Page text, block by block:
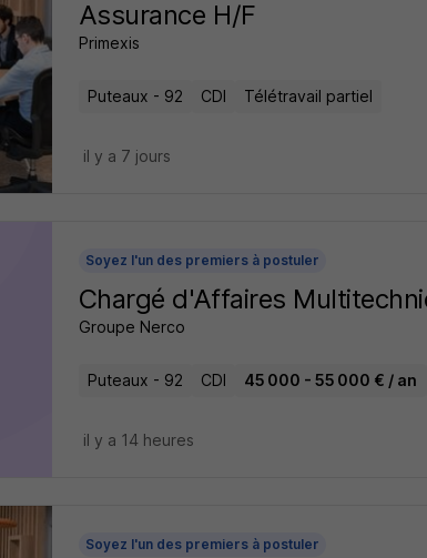
Assurance H/F
Primexis
Puteaux - 92 CDI Télétravail partiel
il y a 7 jours
Soyez l'un des premiers à postuler
Chargé d'Affaires
Groupe Nerco
Puteaux - 92 CDI 45 000 - 55 000 € / an
il y a 14 heures
Soyez l'un des premiers à postuler